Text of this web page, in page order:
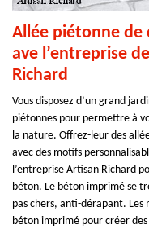
Allée piétonne
ave l’entreprise
Richard
Vous disposez d’un grand
piétonnes pour permettre à
la nature. Offrez-leur des
avec des motifs
l’entreprise Artisan Richard
béton. Le béton imprimé se
pas chers, anti-dérapant. Les
béton imprimé pour créer